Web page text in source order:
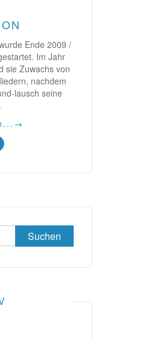
Ende 2009 /
Im Jahr
sie Zuwachs von
nachdem
lausch seine
→